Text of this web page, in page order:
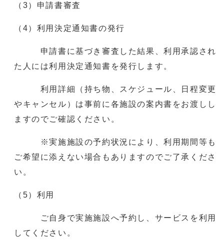
（3）申請書審査
（4）利用決定通知書の発行
申請書に基づき審査した結果、利用承認され
た人には利用決定通知書を発行します。
利用詳細（持ち物、スケジュール、日程変更
やキャンセル）は事前に各施設の案内書をお渡しし
ますのでご確認ください。
※実施施設の予約状況により、利用期間等も
ご希望に添えない場合もありますのでご了承くださ
い。
（5）利用
ご自身で実施施設へ予約し、サービスを利用
してください。